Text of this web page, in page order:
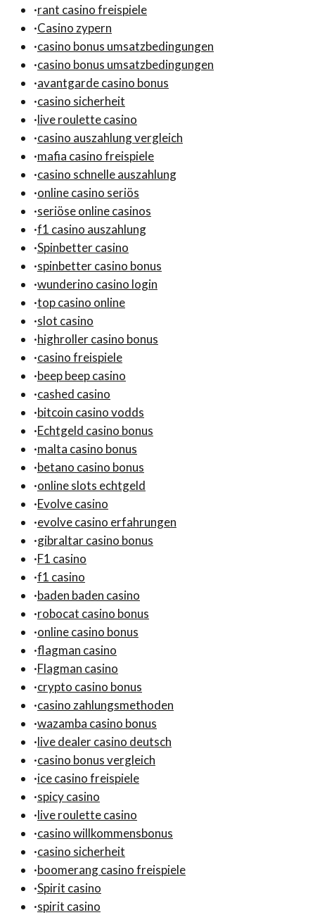
·rant casino freispiele
·Casino zypern
·casino bonus umsatzbedingungen
·casino bonus umsatzbedingungen
·avantgarde casino bonus
·casino sicherheit
·live roulette casino
·casino auszahlung vergleich
·mafia casino freispiele
·casino schnelle auszahlung
·online casino seriös
·seriöse online casinos
·f1 casino auszahlung
·Spinbetter casino
·spinbetter casino bonus
·wunderino casino login
·top casino online
·slot casino
·highroller casino bonus
·casino freispiele
·beep beep casino
·cashed casino
·bitcoin casino vodds
·Echtgeld casino bonus
·malta casino bonus
·betano casino bonus
·online slots echtgeld
·Evolve casino
·evolve casino erfahrungen
·gibraltar casino bonus
·F1 casino
·f1 casino
·baden baden casino
·robocat casino bonus
·online casino bonus
·flagman casino
·Flagman casino
·crypto casino bonus
·casino zahlungsmethoden
·wazamba casino bonus
·live dealer casino deutsch
·casino bonus vergleich
·ice casino freispiele
·spicy casino
·live roulette casino
·casino willkommensbonus
·casino sicherheit
·boomerang casino freispiele
·Spirit casino
·spirit casino